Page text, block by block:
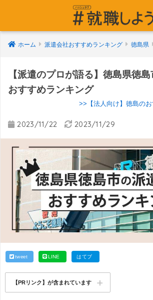
ホーム 派遣会社おすすめランキング 徳島県
【派遣のプロが語る】徳島県徳
おすすめランキング
>>【法人向け】徳島の
2023/11/22 2023/11/29
tweet LINE はてブ
【PRリンク】が含まれています